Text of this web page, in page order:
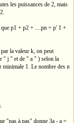
les puissances de 2, mais
p1 + p2 + ....pn = p' 1 +
la valeur k, on peut
" j " et de " a " ) selon la
minimale 1. Le nombre des n
"pas à pas" donne 3a - a =